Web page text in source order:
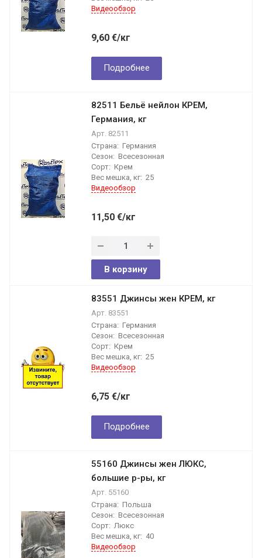
Видеообзор
9,60 €/кг
Подробнее
82511 Бельё нейлон КРЕМ,
Германия, кг
Арт. 82511
Страна: Германия
Сезон: Всесезонная
Сорт: Крем
Вес мешка, кг: 25
Видеообзор
11,50 €/кг
В корзину
83551 Джинсы жен КРЕМ, кг
Арт. 83551
Страна: Германия
Сезон: Всесезонная
Сорт: Крем
Вес мешка, кг: 25
Видеообзор
6,75 €/кг
Подробнее
55160 Джинсы жен ЛЮКС,
большие р-ры, кг
Арт. 55160
Страна: Польша
Сезон: Всесезонная
Сорт: Люкс
Вес мешка, кг: 40
Видеообзор